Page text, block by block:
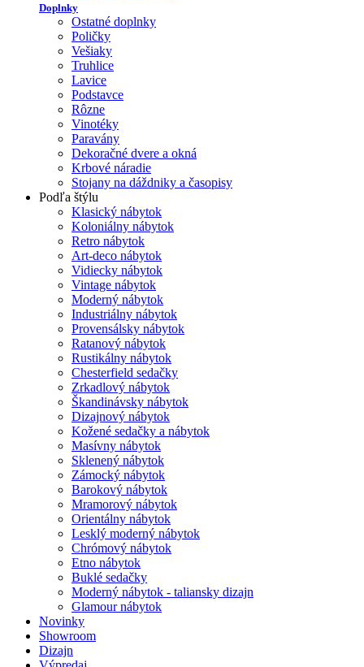
Doplnky
Ostatné doplnky
Poličky
Vešiaky
Truhlice
Lavice
Podstavce
Rôzne
Vinotéky
Paravány
Dekoračné dvere a okná
Krbové náradie
Stojany na dáždniky a časopisy
Podľa štýlu
Klasický nábytok
Koloniálny nábytok
Retro nábytok
Art-deco nábytok
Vidiecky nábytok
Vintage nábytok
Moderný nábytok
Industriálny nábytok
Provensálsky nábytok
Ratanový nábytok
Rustikálny nábytok
Chesterfield sedačky
Zrkadlový nábytok
Škandinávsky nábytok
Dizajnový nábytok
Kožené sedačky a nábytok
Masívny nábytok
Sklenený nábytok
Zámocký nábytok
Barokový nábytok
Mramorový nábytok
Orientálny nábytok
Lesklý moderný nábytok
Chrómový nábytok
Etno nábytok
Buklé sedačky
Moderný nábytok - taliansky dizajn
Glamour nábytok
Novinky
Showroom
Dizajn